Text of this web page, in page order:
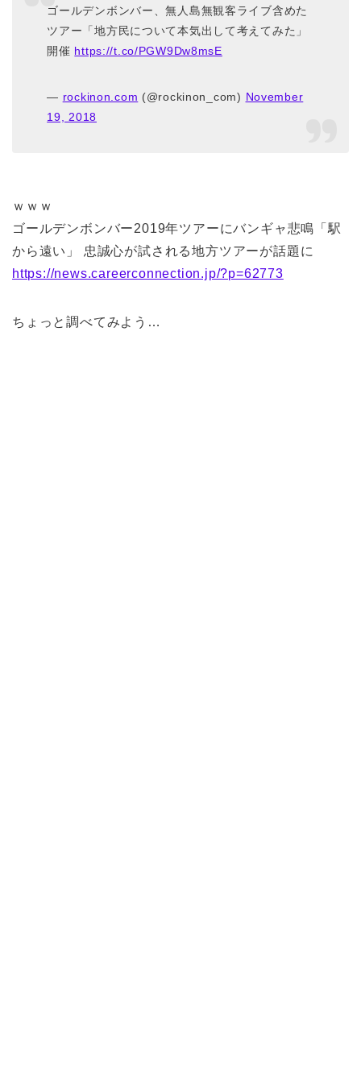
ゴールデンボンバー、無人島無観客ライブ含めた
ツアー「地方民について本気出して考えてみた」
開催 https://t.co/PGW9Dw8msE
— rockinon.com (@rockinon_com) November
19, 2018
ｗｗｗ
ゴールデンボンバー2019年ツアーにバンギャ悲鳴「駅
から遠い」 忠誠心が試される地方ツアーが話題に
https://news.careerconnection.jp/?p=62773
ちょっと調べてみよう…